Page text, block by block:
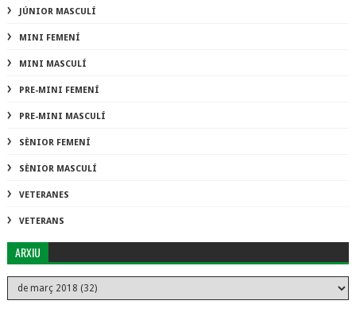
JÚNIOR MASCULÍ
MINI FEMENÍ
MINI MASCULÍ
PRE-MINI FEMENÍ
PRE-MINI MASCULÍ
SÈNIOR FEMENÍ
SÈNIOR MASCULÍ
VETERANES
VETERANS
ARXIU